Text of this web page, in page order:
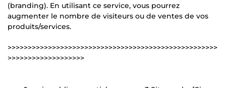
(branding). En utilisant ce service, vous pourrez
augmenter le nombre de visiteurs ou de ventes de vos
produits/services.
>>>>>>>>>>>>>>>>>>>>>>>>>>>>>>>>>>>>>>>>>>>>>>>>>>>>
>>>>>>>>>>>>>>>>>>>